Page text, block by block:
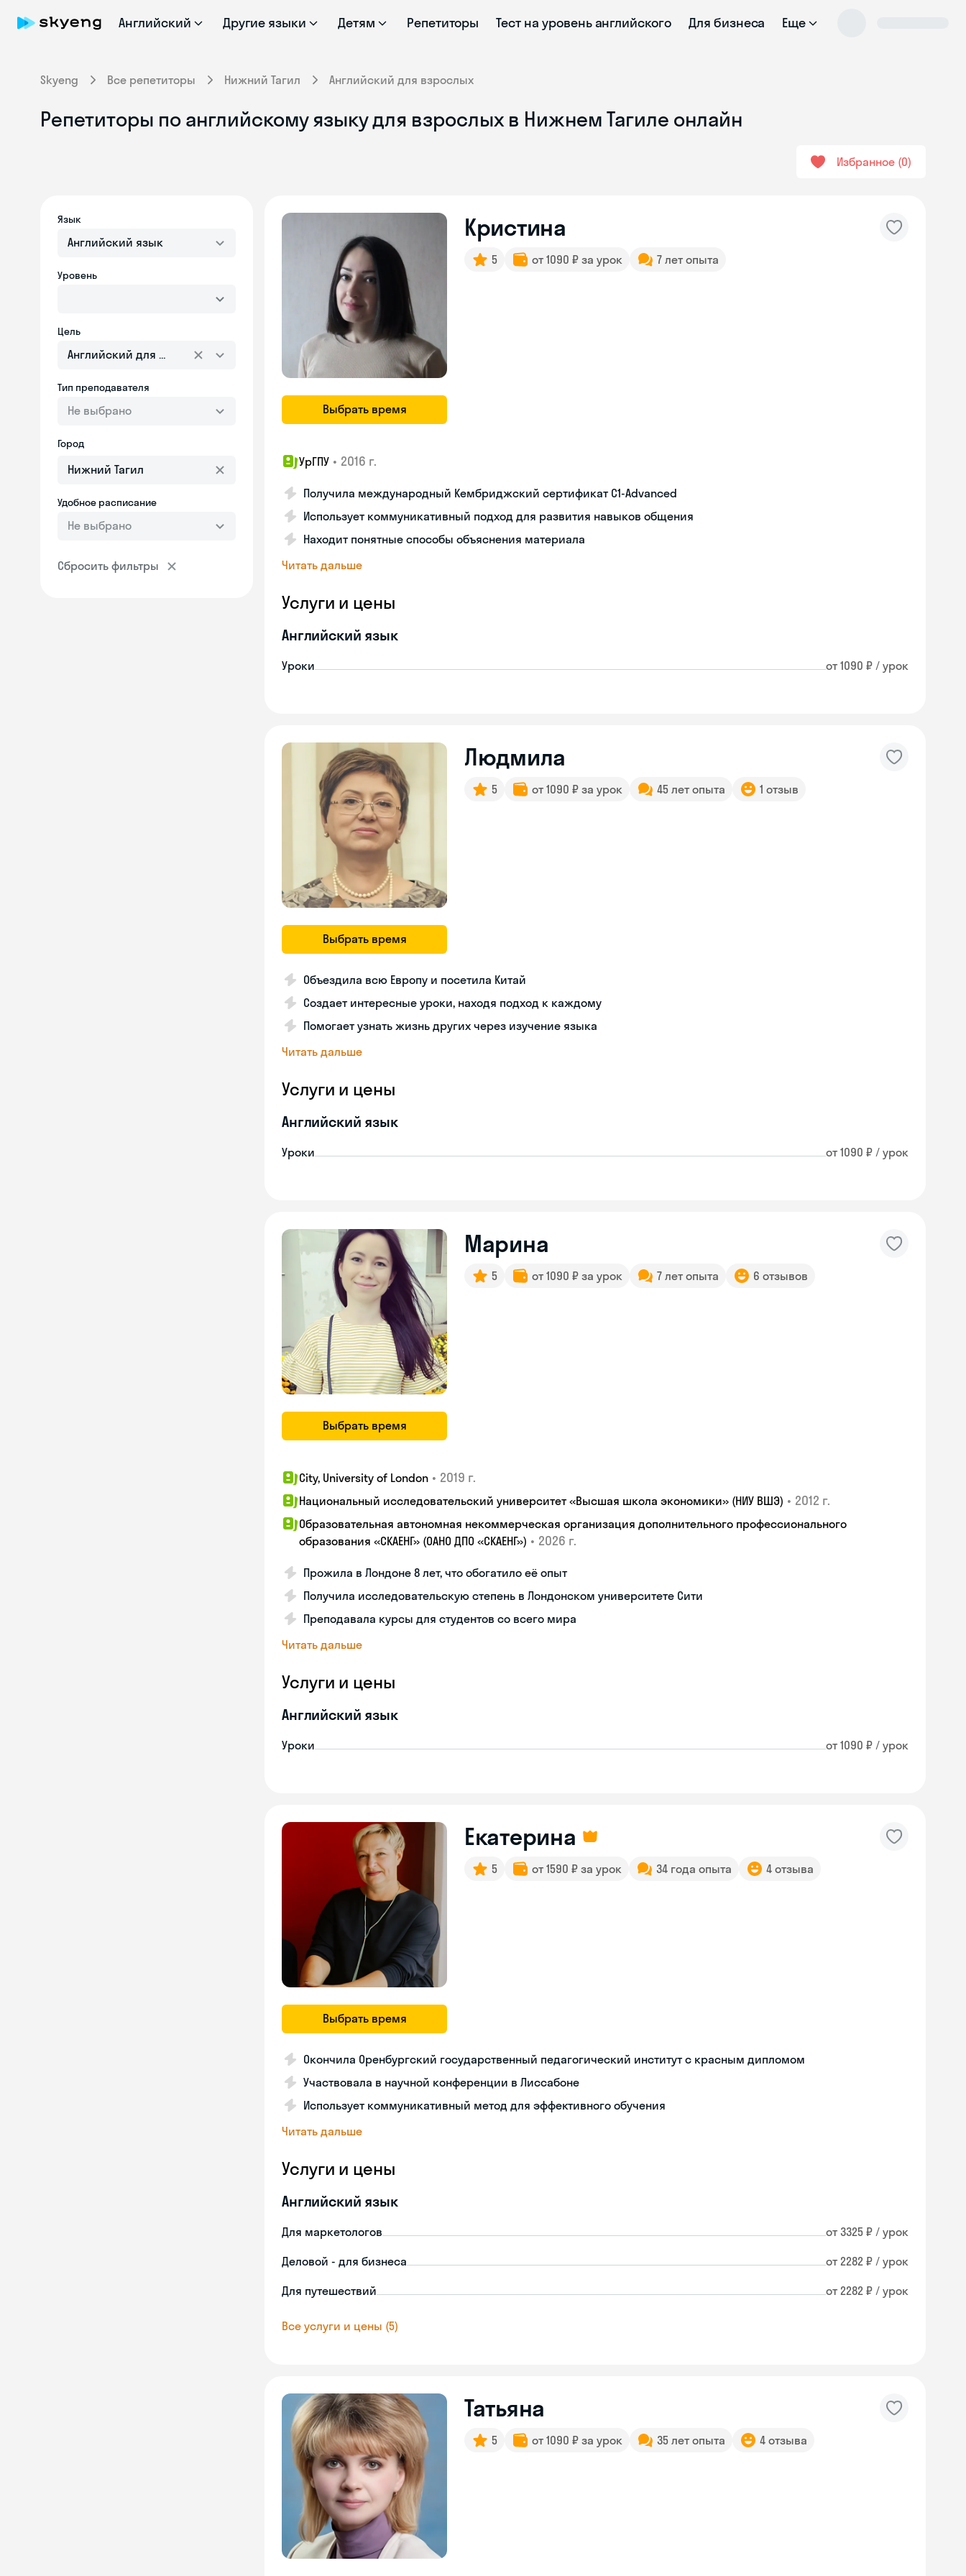
Английский Другие языки Детям Репетиторы Тест на уровень английского Для бизнеса Еще
Skyeng Все репетиторы Нижний Тагил Английский для взрослых
Репетиторы по английскому языку для взрослых в Нижнем Тагиле онлайн
Избранное 0
Язык
Английский язык
Уровень
Цель
Английский для взрослых
Тип преподавателя
Не выбрано
Город
Удобное расписание
Не выбрано
Сбросить фильтры
Выбрать время
Кристина
5 от 1090 ₽ за урок 7 лет опыта
УрГПУ • 2016 г.
Получила международный Кембриджский сертификат С1-Advanced
Использует коммуникативный подход для развития навыков общения
Находит понятные способы объяснения материала
Читать дальше
Услуги и цены
Английский язык
Уроки от 1090 ₽ / урок
Выбрать время
Людмила
5 от 1090 ₽ за урок 45 лет опыта 1 отзыв
Объездила всю Европу и посетила Китай
Создает интересные уроки, находя подход к каждому
Помогает узнать жизнь других через изучение языка
Читать дальше
Услуги и цены
Английский язык
Уроки от 1090 ₽ / урок
Выбрать время
Марина
5 от 1090 ₽ за урок 7 лет опыта 6 отзывов
City, University of London • 2019 г.
Национальный исследовательский университет «Высшая школа экономики» (НИУ ВШЭ) • 2012 г.
Образовательная автономная некоммерческая организация дополнительного профессионального
образования «СКАЕНГ» (ОАНО ДПО «СКАЕНГ») • 2026 г.
Прожила в Лондоне 8 лет, что обогатило её опыт
Получила исследовательскую степень в Лондонском университете Сити
Преподавала курсы для студентов со всего мира
Читать дальше
Услуги и цены
Английский язык
Уроки от 1090 ₽ / урок
Выбрать время
Екатерина
5 от 1590 ₽ за урок 34 года опыта 4 отзыва
Окончила Оренбургский государственный педагогический институт с красным дипломом
Участвовала в научной конференции в Лиссабоне
Использует коммуникативный метод для эффективного обучения
Читать дальше
Услуги и цены
Английский язык
Для маркетологов от 3325 ₽ / урок
Деловой - для бизнеса от 2282 ₽ / урок
Для путешествий от 2282 ₽ / урок
Все услуги и цены (5)
Татьяна
5 от 1090 ₽ за урок 35 лет опыта 4 отзыва